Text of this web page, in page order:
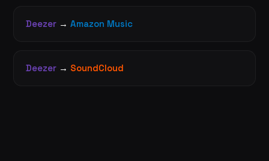
Deezer → Amazon Music
Deezer → SoundCloud